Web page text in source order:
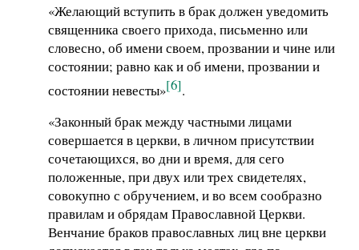
«Желающий вступить в брак должен уведомить
священника своего прихода, письменно или
словесно, об имени своем, прозвании и чине или
состоянии; равно как и об имени, прозвании и
состоянии невесты»[6].
«Законный брак между частными лицами
совершается в церкви, в личном присутствии
сочетающихся, во дни и время, для сего
положенные, при двух или трех свидетелях,
совокупно с обручением, и во всем сообразно
правилам и обрядам Православной Церкви.
Венчание браков православных лиц вне церкви